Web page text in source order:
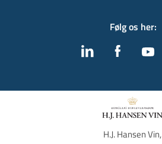
Følg os her:
H.J. Hansen Vin,